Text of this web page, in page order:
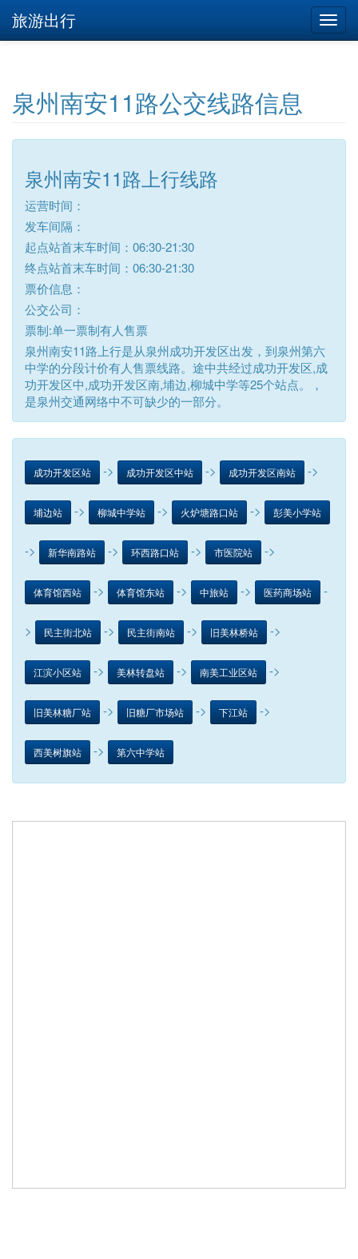
旅游出行
泉州南安11路公交线路信息
泉州南安11路上行线路
运营时间：
发车间隔：
起点站首末车时间：06:30-21:30
终点站首末车时间：06:30-21:30
票价信息：
公交公司：
票制:单一票制有人售票
泉州南安11路上行是从泉州成功开发区出发，到泉州第六
中学的分段计价有人售票线路。途中共经过成功开发区,成
功开发区中,成功开发区南,埔边,柳城中学等25个站点。，
是泉州交通网络中不可缺少的一部分。
成功开发区站 -> 成功开发区中站 -> 成功开发区南站 ->
埔边站 -> 柳城中学站 -> 火炉塘路口站 -> 彭美小学站
-> 新华南路站 -> 环西路口站 -> 市医院站 ->
体育馆西站 -> 体育馆东站 -> 中旅站 -> 医药商场站 -
> 民主街北站 -> 民主街南站 -> 旧美林桥站 ->
江滨小区站 -> 美林转盘站 -> 南美工业区站 ->
旧美林糖厂站 -> 旧糖厂市场站 -> 下江站 ->
西美树旗站 -> 第六中学站